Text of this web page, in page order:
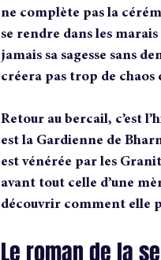
ne complète pas la
se rendre dans les
jamais sa sagesse sans
créera pas trop de chaos
Retour au bercail, c’est
est la Gardienne de
est vénérée par les
avant tout celle d’une
découvrir comment elle
Le roman de la